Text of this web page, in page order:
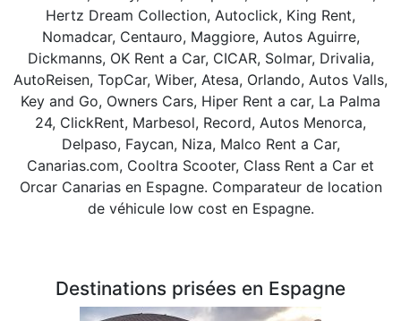
Hertz Dream Collection, Autoclick, King Rent,
Nomadcar, Centauro, Maggiore, Autos Aguirre,
Dickmanns, OK Rent a Car, CICAR, Solmar, Drivalia,
AutoReisen, TopCar, Wiber, Atesa, Orlando, Autos Valls,
Key and Go, Owners Cars, Hiper Rent a car, La Palma
24, ClickRent, Marbesol, Record, Autos Menorca,
Delpaso, Faycan, Niza, Malco Rent a Car,
Canarias.com, Cooltra Scooter, Class Rent a Car et
Orcar Canarias en Espagne. Comparateur de location
de véhicule low cost en Espagne.
Destinations prisées en Espagne